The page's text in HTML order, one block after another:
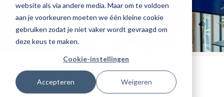
website als via andere media. Maar om te voldoen
aan je voorkeuren moeten we één kleine cookie
gebruiken zodat je niet vaker wordt gevraagd om
deze keus te maken.
Cookie-instellingen
Accepteren Weigeren
Tags:chefs,gaultmillau ,horecanieuws
Gepubliceerd op: 9 februari 2026